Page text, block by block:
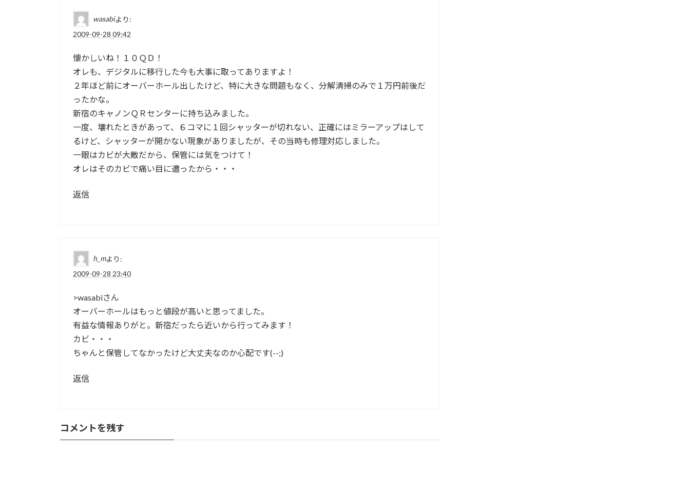
wasabiより:
2009-09-28 09:42
懐かしいね！１０ＱＤ！
オレも、デジタルに移行した今も大事に取ってありますよ！
２年ほど前にオーバーホール出したけど、特に大きな問題もなく、分解清掃のみで１万円前後だ
ったかな。
新宿のキャノンＱＲセンターに持ち込みました。
一度、壊れたときがあって、６コマに１回シャッターが切れない、正確にはミラーアップはして
るけど、シャッターが開かない現象がありましたが、その当時も修理対応しました。
一眼はカビが大敵だから、保管には気をつけて！
オレはそのカビで痛い目に遭ったから・・・
返信
h_mより:
2009-09-28 23:40
>wasabiさん
オーバーホールはもっと値段が高いと思ってました。
有益な情報ありがと。新宿だったら近いから行ってみます！
カビ・・・
ちゃんと保管してなかったけど大丈夫なのか心配です(--;)
返信
コメントを残す